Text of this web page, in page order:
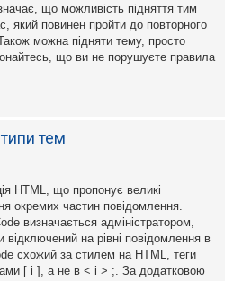
що можливість підняття тим
який повинен пройти до повторного
можна підняти тему, просто
що ви не порушуєте правила
тем
HTML, що пропонує великі
окремих частин повідомлення.
визначається адміністратором,
на рівні повідомлення в
схожий за стилем на HTML, теги
[ і ], а не в < і > ;. За додатковою